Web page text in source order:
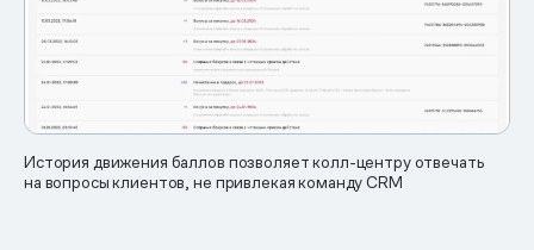
История движения баллов позволяет колл-центру отвечать
на вопросы клиентов, не привлекая команду CRM